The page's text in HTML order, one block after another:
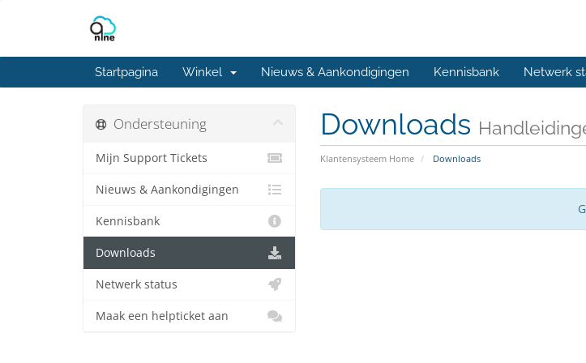
Startpagina Winkel Nieuws & Aankondigingen Kennisbank Netwerk
Downloads
Klantensysteem Home Downloads
Ondersteuning
Mijn Support Tickets
Nieuws & Aankondigingen
Kennisbank
Downloads
Netwerk status
Maak een helpticket aan